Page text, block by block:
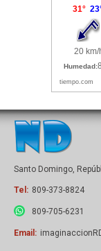
Santo Domingo,
Tel: 809-373-8824
809-705-6231
Email: